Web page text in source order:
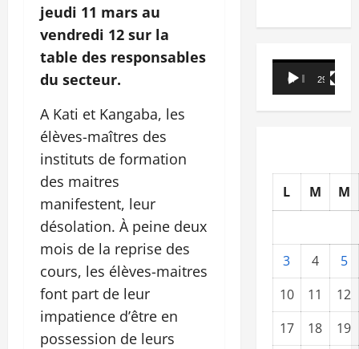
jeudi 11 mars au
vendredi 12 sur la
table des responsables
du secteur.
A Kati et Kangaba, les
élèves-maîtres des
instituts de formation
des maitres
manifestent, leur
désolation. À peine deux
mois de la reprise des
cours, les élèves-maitres
font part de leur
impatience d’être en
possession de leurs
Lecteur
vidéo
00:00 29:21
L M M
3 4
5
10
11
12
17
18
19